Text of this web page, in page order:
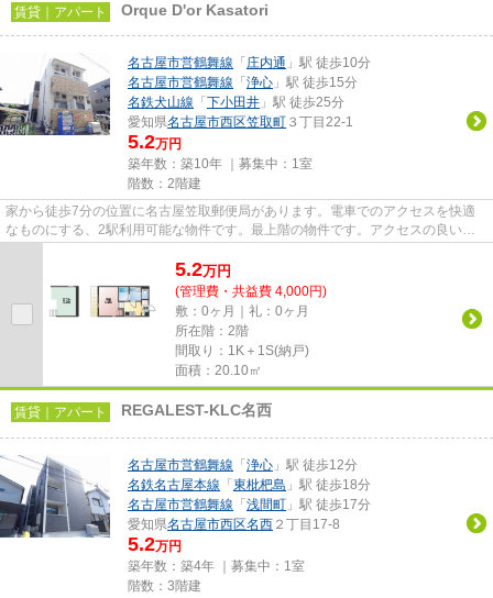
賃貸｜アパート Orque D'or Kasatori
名古屋市営鶴舞線 「 庄内通 」駅 徒歩10分
名古屋市営鶴舞線 「 浄心 」駅 徒歩15分
名鉄犬山線 「 下小田井 」駅 徒歩25分
愛知県名古屋市西区笠取町 ３丁目22-1
5.2万円
築年数：築10年 ｜募集中： 1室
階数：2階建
家から徒歩7分の位置に名古屋笠取郵便局があります。電車でのアクセスを快適
なものにする、2駅利用可能な物件です。最上階の物件です。アクセスの良い徒
5.2万円
(管理費・共益費 4,000円)
敷：0ヶ月｜礼：0ヶ月
所在階：2階
間取り：1K＋1S(納戸)
面積：20.10㎡
賃貸｜アパート REGALEST-KLC名西
名古屋市営鶴舞線 「 浄心 」駅 徒歩12分
名鉄名古屋本線 「 東枇杷島 」駅 徒歩18分
名古屋市営鶴舞線 「 浅間町 」駅 徒歩17分
愛知県名古屋市西区名西 ２丁目17-8
5.2万円
築年数：築4年 ｜募集中： 1室
階数：3階建